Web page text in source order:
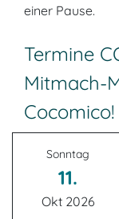
einer Pause.
Termine
Mitmach-
Cocomico!
Sonntag
11.
Okt 2026